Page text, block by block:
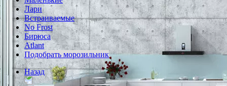
Лари
Встраиваемые
No Frost
Бирюса
Atlant
Подобрать морозильник
Назад